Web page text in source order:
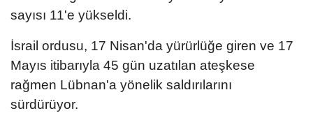
sayısı 11'e yükseldi.
İsrail ordusu, 17 Nisan'da yürürlüğe giren ve 17
Mayıs itibarıyla 45 gün uzatılan ateşkese
rağmen Lübnan'a yönelik saldırılarını
sürdürüyor.